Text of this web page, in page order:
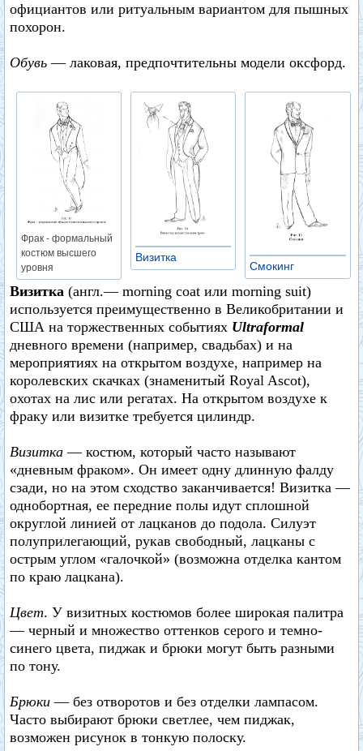
официантов или ритуальным вариантом для пышных
похорон.
Обувь — лаковая, предпочтительны модели оксфорд.
Фрак - формальный
костюм высшего
уровня
Визитка
Смокинг
Визитка (англ.— morning coat или morning suit)
используется преимущественно в Великобритании и
США на торжественных событиях Ultraformal
дневного времени (например, свадьбах) и на
мероприятиях на открытом воздухе, например на
королевских скачках (знаменитый Royal Ascot),
охотах на лис или регатах. На открытом воздухе к
фраку или визитке требуется цилиндр.
Визитка — костюм, который часто называют
«дневным фраком». Он имеет одну длинную фалду
сзади, но на этом сходство заканчивается! Визитка —
однобортная, ее передние полы идут сплошной
округлой линией от лацканов до подола. Силуэт
полуприлегающий, рукав свободный, лацканы с
острым углом «галочкой» (возможна отделка кантом
по краю лацкана).
Цвет. У визитных костюмов более широкая палитра
— черный и множество оттенков серого и темно-
синего цвета, пиджак и брюки могут быть разными
по тону.
Брюки— без отворотов и без отделки лампасом.
Часто выбирают брюки светлее, чем пиджак,
возможен рисунок в тонкую полоску.